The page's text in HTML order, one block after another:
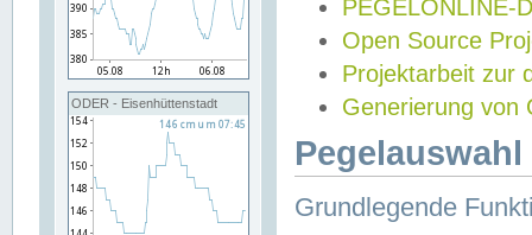
ODER - Eisenhüttenstadt
PEGELONLINE-
Open Source
Projektarbeit zur
Generierung von
Grundlegende